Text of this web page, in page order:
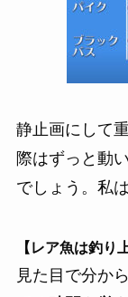
静止画にして
際はずっと動
でしょう。私
【レア魚は釣り
見た目で分か